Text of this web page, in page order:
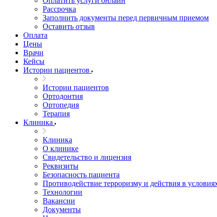
Рассрочка
Заполнить документы перед первичным приемом
Оставить отзыв
Оплата
Цены
Врачи
Кейсы
Истории пациентов
Истории пациентов
Ортодонтия
Ортопедия
Терапия
Клиника
Клиника
О клинике
Свидетельство и лицензия
Реквизиты
Безопасность пациента
Противодействие терроризму и действия в
Технологии
Вакансии
Документы